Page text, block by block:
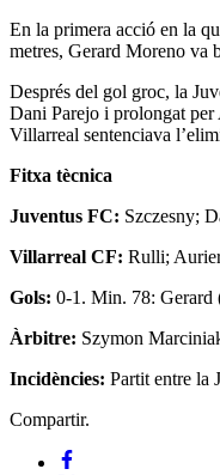
En la primera acció en la
metres, Gerard Moreno va
Després del gol groc, la
Dani Parejo i prolongat per
Villarreal sentenciava
Fitxa tècnica
Juventus FC: Szczesny;
Villarreal CF: Rulli;
Gols: 0-1. Min. 78: Gerard
Àrbitre: Szymon
Incidències: Partit entre la
Compartir.